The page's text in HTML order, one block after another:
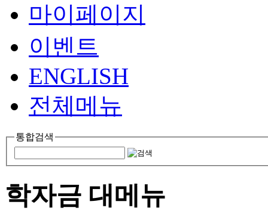
마이페이지
이벤트
ENGLISH
전체메뉴
통합검색
학자금 대메뉴